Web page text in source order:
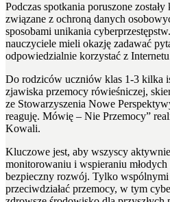
Podczas spotkania poruszone
związane z ochroną danych
sposobami unikania
nauczyciele mieli okazję zadawać
odpowiedzialnie korzystać z
Do rodziców uczniów klas 1-3 kilka
zjawiska przemocy rówieśniczej,
ze Stowarzyszenia Nowe
reaguję. Mówię – Nie Przemocy”
Kowali.
Kluczowe jest, aby wszyscy
monitorowaniu i wspieraniu
bezpieczny rozwój. Tylko wspólnymi
przeciwdziałać przemocy, w tym